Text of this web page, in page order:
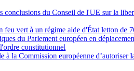
conclusions du Conseil de l'UE sur la
feu vert à un régime aide d'État letton
du Parlement européen en
constitutionnel
à la Commission européenne